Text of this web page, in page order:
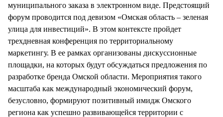
муниципального заказа в электронном виде. Предстоящий
форум проводится под девизом «Омская область – зеленая
улица для инвестиций». В этом контексте пройдет
трехдневная конференция по территориальному
маркетингу. В ее рамках организованы дискуссионные
площадки, на которых будут обсуждаться предложения по
разработке бренда Омской области. Мероприятия такого
масштаба как международный экономический форум,
безусловно, формируют позитивный имидж Омского
региона как успешно развивающейся территории с